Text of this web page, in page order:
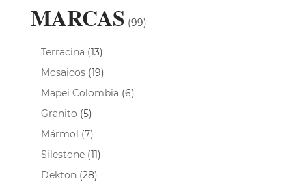
MARCAS (99)
Terracina (13)
Mosaicos (19)
Mapei Colombia (6)
Granito (5)
Mármol (7)
Silestone (11)
Dekton (28)